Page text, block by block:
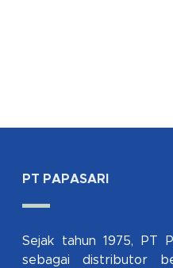
PT PAPASARI
Sejak tahun 1975, PT
sebagai distributor